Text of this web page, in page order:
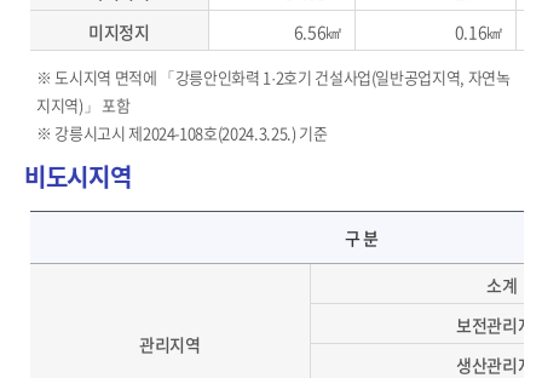
미지정지
6.56㎢ 0.16㎢
※ 도시지역 면적에 「강릉안인화력 1·2호기 건설사업(일반공업지역, 자연녹
지지역)」 포함
※ 강릉시고시 제2024-108호(2024.3.25.) 기준
비도시지역
구 분
관리지역
소계
보전관리지
생산관리지